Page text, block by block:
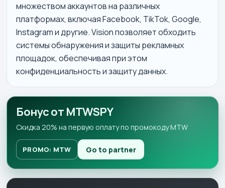
множеством аккаунтов на различных
платформах, включая Facebook, TikTok, Google,
Instagram и другие. Vision позволяет обходить
системы обнаружения и защиты рекламных
площадок, обеспечивая при этом
конфиденциальность и защиту данных.
Бонус от MTWSPY
Скидка 20% на первую оплату по промокоду MTW
PROMO: MTW Go to partner